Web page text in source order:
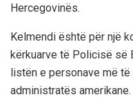
Hercegovinës.
Kelmendi është për një
kërkuarve të Policisë së
listën e personave më
administratës amerikane.